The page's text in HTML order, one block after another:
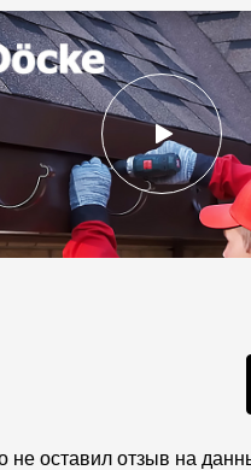
не оставил отзыв на